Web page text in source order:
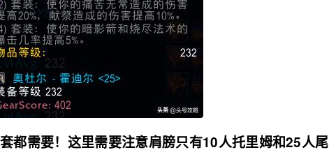
都需要！这里需要注意肩膀只有10人托里姆和25人尾